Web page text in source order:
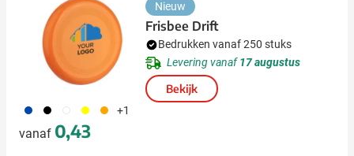
023 001 002 006 007 +1
vanaf 0,43
Nieuw
Frisbee Drift
Bedrukken vanaf 250 stuks
Levering vanaf17 augustus
Bekijk